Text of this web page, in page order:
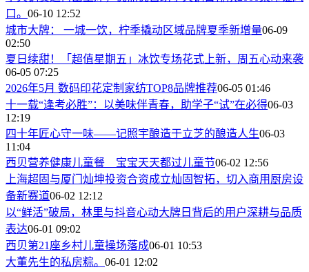
口。 06-10 12:52
城市大牌： 一城一饮，柠季撬动区域品牌夏季新增量06-09
02:50
夏日续甜！「超值星期五」冰饮专场花式上新，周五心动来袭
06-05 07:25
2026年5月 数码印花定制家纺TOP8品牌推荐06-05 01:46
十一载“逢考必胜”：以美味伴青春，助学子“试”在必得06-03
12:19
四十年匠心守一味——记照宇酿造于立芝的酿造人生06-03
11:04
西贝营养健康儿童餐 宝宝天天都过儿童节06-02 12:56
上海超固与厦门灿坤投资合资成立灿固智拓，切入商用厨房设
备新赛道06-02 12:12
以“鲜活”破局，林里与抖音心动大牌日背后的用户深耕与品质
表达06-01 09:02
西贝第21座乡村儿童操场落成06-01 10:53
大董先生的私房粽。 06-01 12:02